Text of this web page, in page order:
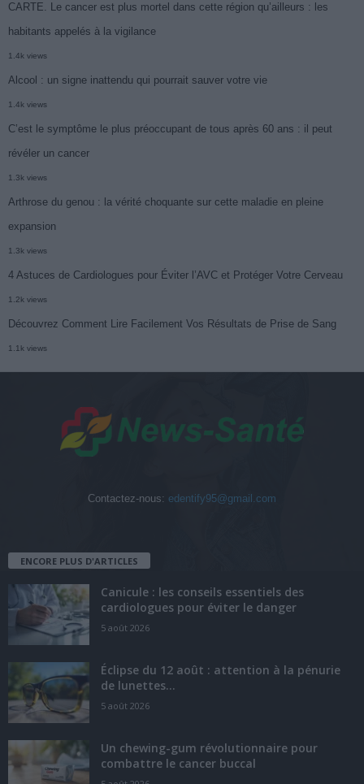
CARTE. Le cancer est plus mortel dans cette région qu’ailleurs : les
habitants appelés à la vigilance
1.4k views
Alcool : un signe inattendu qui pourrait sauver votre vie
1.4k views
C’est le symptôme le plus préoccupant de tous après 60 ans : il peut
révéler un cancer
1.3k views
Arthrose du genou : la vérité choquante sur cette maladie en pleine
expansion
1.3k views
4 Astuces de Cardiologues pour Éviter l’AVC et Protéger Votre Cerveau
1.2k views
Découvrez Comment Lire Facilement Vos Résultats de Prise de Sang
1.1k views
Contactez-nous: edentify95@gmail.com
ENCORE PLUS D'ARTICLES
Canicule : les conseils essentiels des
cardiologues pour éviter le danger
5 août 2026
Éclipse du 12 août : attention à la pénurie
de lunettes...
5 août 2026
Un chewing-gum révolutionnaire pour
combattre le cancer buccal